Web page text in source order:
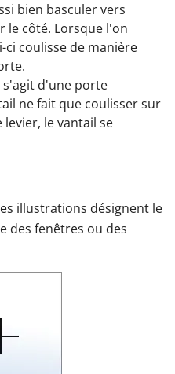
bien basculer vers
le côté. Lorsque l'on
ci coulisse de manière
s'agit d'une porte
ne fait que coulisser sur
le vantail se
illustrations désignent le
des fenêtres ou des